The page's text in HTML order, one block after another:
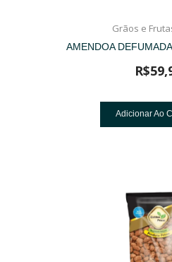
Grãos e
AMENDOA
R$
Adicionar Ao